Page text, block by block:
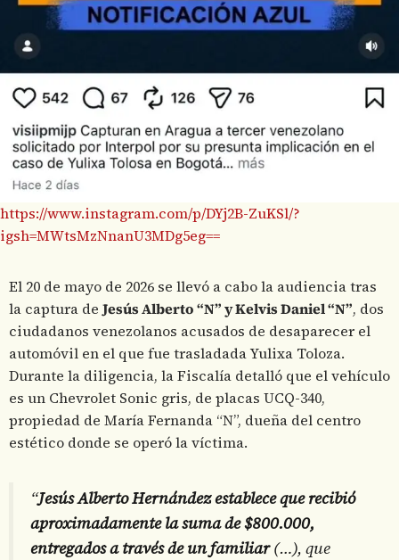
https://www.instagram.com/p/DYj2B-ZuKSl/?
igsh=MWtsMzNnanU3MDg5eg==
El 20 de mayo de 2026 se llevó a cabo la audiencia tras
la captura de Jesús Alberto “N” y Kelvis Daniel “N”, dos
ciudadanos venezolanos acusados de desaparecer el
automóvil en el que fue trasladada Yulixa Toloza.
Durante la diligencia, la Fiscalía detalló que el vehículo
es un Chevrolet Sonic gris, de placas UCQ-340,
propiedad de María Fernanda “N”, dueña del centro
estético donde se operó la víctima.
“Jesús Alberto Hernández establece que recibió
aproximadamente la suma de $800.000,
entregados a través de un familiar(…), que